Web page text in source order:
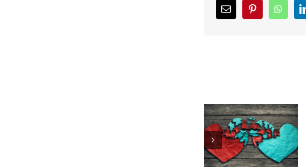
LinkedIn
WhatsApp
Pinterestכתובת
דואר
זוגיות: ביחד
ולחוד